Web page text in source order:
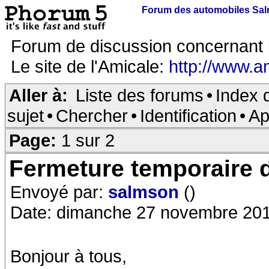
Forum des automobiles
Forum de discussion
Le site de l'Amicale: http://
Aller à: Liste des forums • Index
sujet• Chercher• Identification •
Page: 1 sur 2
Fermeture temporaire
Envoyé par: salmson ()
Date: dimanche 27 novembre
Bonjour à tous,